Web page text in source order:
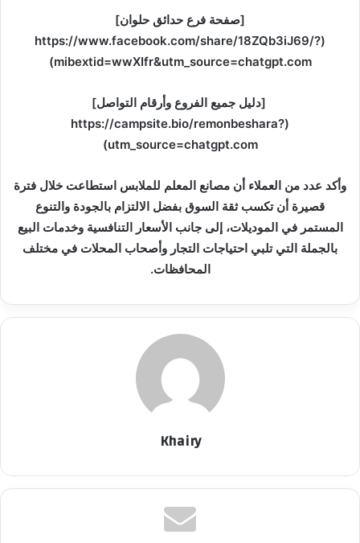
[صفحة فرع حدائق حلوان]
(https://www.facebook.com/share/18ZQb3iJ69/?
mibextid=wwXIfr&utm_source=chatgpt.com)
[دليل جميع الفروع وأرقام التواصل]
(https://campsite.bio/remonbeshara?
utm_source=chatgpt.com)
وأكد عدد من العملاء أن مصانع المعلم للملابس استطاعت خلال فترة
قصيرة أن تكسب ثقة السوق بفضل الالتزام بالجودة والتنوع
المستمر في الموديلات، إلى جانب الأسعار التنافسية وخدمات البيع
بالجملة التي تلبي احتياجات التجار وأصحاب المحلات في مختلف
المحافظات.
Khairy